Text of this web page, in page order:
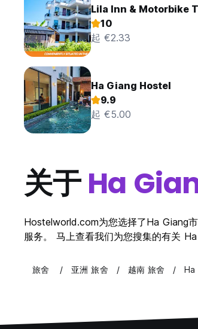
Lila Inn & Motorbike
10
起 €2.33
Ha Giang Hostel
9.9
起 €5.00
关于Ha
Hostelworld.com为您选择了Ha Giang
服务。 马上查看我们为您搜集的有关
旅舍 亚洲 旅舍 越南 旅舍 Ha